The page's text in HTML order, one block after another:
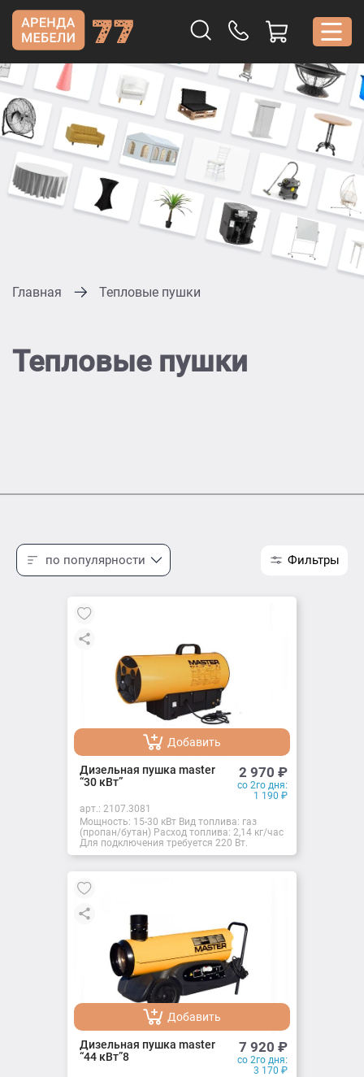
Главная Тепловые пушки
Тепловые пушки
по популярности Фильтры
Добавить
Добавлено
Дизельная пушка master
“30 кВт”
2 970 ₽
со 2го дня:
1 190 ₽
арт.: 2107.3081
Мощность: 15-30 кВт Вид топлива: газ
(пропан/бутан) Расход топлива: 2,14 кг/час
Для подключения требуется 220 Вт.
Добавить
Добавлено
Дизельная пушка master
“44 кВт”8
7 920 ₽
со 2го дня:
3 170 ₽